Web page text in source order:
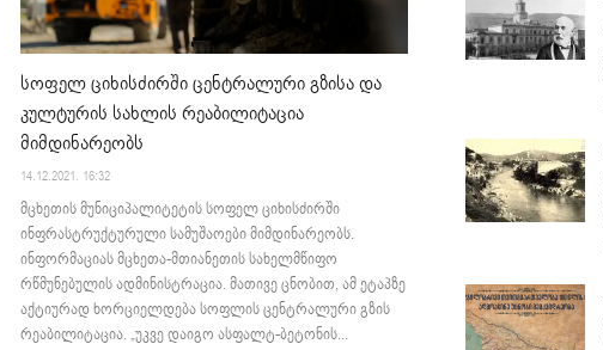
სოფელ ციხისძირში ცენტრალური გზისა და
კულტურის სახლის რეაბილიტაცია
მიმდინარეობს
14.12.2021. 16:32
მცხეთის მუნიციპალიტეტის სოფელ ციხისძირში
ინფრასტრუქტურული სამუშაოები მიმდინარეობს.
ინფორმაციას მცხეთა-მთიანეთის სახელმწიფო
რწმუნებულის ადმინისტრაცია. მათივე ცნობით, ამ ეტაპზე
აქტიურად ხორციელდება სოფლის ცენტრალური გზის
რეაბილიტაცია. „უკვე დაიგო ასფალტ-ბეტონის...